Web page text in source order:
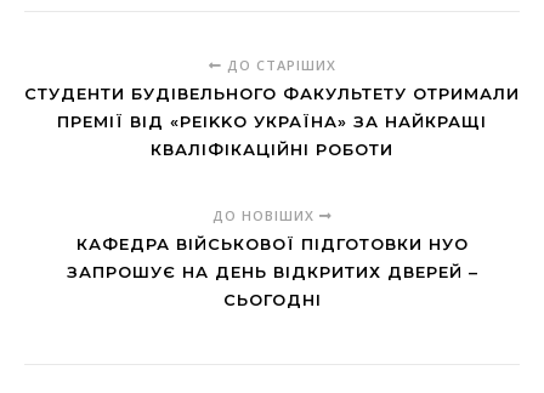
ДО СТАРІШИХ
СТУДЕНТИ БУДІВЕЛЬНОГО ФАКУЛЬТЕТУ ОТРИМАЛИ
ПРЕМІЇ ВІД «PEIKKO УКРАЇНА» ЗА НАЙКРАЩІ
КВАЛІФІКАЦІЙНІ РОБОТИ
ДО НОВІШИХ
КАФЕДРА ВІЙСЬКОВОЇ ПІДГОТОВКИ НУО
ЗАПРОШУЄ НА ДЕНЬ ВІДКРИТИХ ДВЕРЕЙ –
СЬОГОДНІ